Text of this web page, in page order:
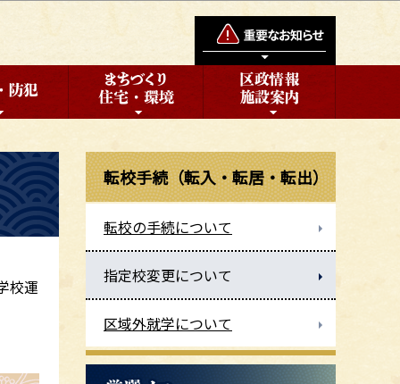
校運
転校手続（転入・転居・転出）
転校の手続について
指定校変更について
区域外就学について